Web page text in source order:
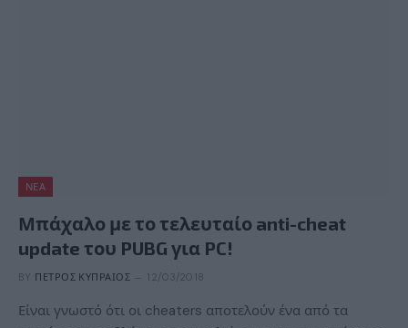
ΝΈΑ
Μπάχαλο με το τελευταίο anti-cheat
update του PUBG για PC!
BY ΠΈΤΡΟΣ ΚΥΠΡΑΊΟΣ 12/03/2018
Είναι γνωστό ότι οι cheaters αποτελούν ένα από τα